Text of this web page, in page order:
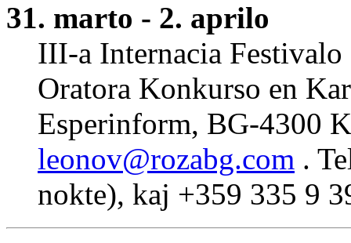
31. marto - 2. aprilo
III-a Internacia Festivalo
Oratora Konkurso en
Esperinform, BG-4300
leonov@rozabg.com .
nokte), kaj +359 335 9